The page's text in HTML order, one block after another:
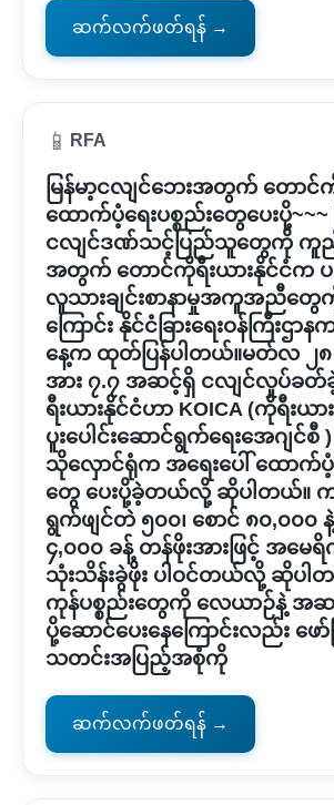
ဆက်လက်ဖတ်ရန် →
📱 RFA
မြန်မာ့ငလျင်ဘေးအတွက် တောင်
ထောက်ပံ့ရေးပစ္စည်းတွေပေးပို့~~~
ငလျင်ဒဏ်သင့်ပြည်သူတွေကို ကူ
အတွက် တောင်ကိုရီးယားနိုင်ငံက
လူသားချင်းစာနာမှုအကူအညီတွေ
ကြောင်း နိုင်ငံခြားရေးဝန်ကြီးဌာ
နေ့က ထုတ်ပြန်ပါတယ်။မတ်လ ၂၈
အား ၇.၇ အဆင့်ရှိ ငလျင်လှုပ်ခတ်ခဲ့
ရီးယားနိုင်ငံဟာ KOICA (ကိုရီးယ
ပူးပေါင်းဆောင်ရွက်ရေးအေဂျင်စီ )
သိုလှောင်ရုံက အရေးပေါ် ထောက်ပံ့ရ
တွေ ပေးပို့ခဲ့တယ်လို့ ဆိုပါတယ်။ ကန
ရွက်ဖျင်တဲ ၅၀၀၊ စောင် ၈၀,၀၀၀
၄,၀၀၀ ခန့် တန်ဖိုးအားဖြင့် အမေ
သုံးသိန်းခွဲဖိုး ပါဝင်တယ်လို့ ဆိုပါ
ကုန်ပစ္စည်းတွေကို လေယာဉ်နဲ့ အ
ပို့ဆောင်ပေးနေကြောင်းလည်း ဖေ
သတင်းအပြည့်အစုံကို
ဆက်လက်ဖတ်ရန် →